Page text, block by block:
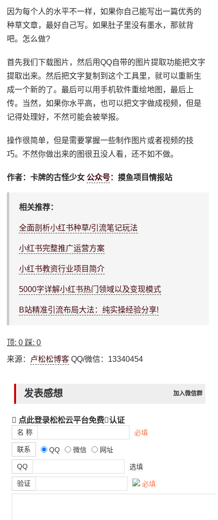
因为每个人的水平不一样，如果你自己能写出一篇优秀的
种草文章，最好自己写。如果肚子里没有墨水，那就背
吧。怎么做?
首先我们下载图片，然后用QQ自带的图片提取功能把文字
提取出来。然后把文字复制到这个工具里，就可以重新生
成一个新的了。最后可以用手机软件重绘地图，最后上
传。当然，如果你水平高，也可以把文字做成视频，但是
记得处理好，不然可能会被举报。
操作很简单，但是需要掌握一些制作图片或者视频的技
巧。不然你做出来的图很丑没人看，还不如不做。
作者：卡牌的古怪少女公众号：摸鱼项目情报站
相关推荐：
全面剖析小红书种草/引流笔记玩法
小红书完整推广运营方案
小红书教资行业项目简介
5000字详解小红书热门领域以及变现模式
B站精准引流布局大法：纯实操经验分享!
顶:0 踩:0
来源： 卢松松博客 QQ/微信：13340454
发表感想 加入微信群
点此登录松松云平台免费 认证
名 称 必填
联系 QQ 微信 网址
QQ 选填
验证 必填